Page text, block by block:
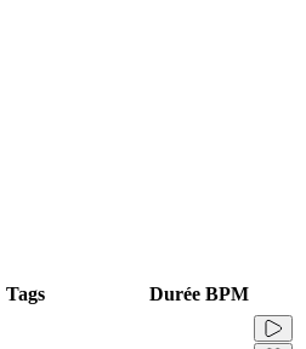
Tags Durée BPM